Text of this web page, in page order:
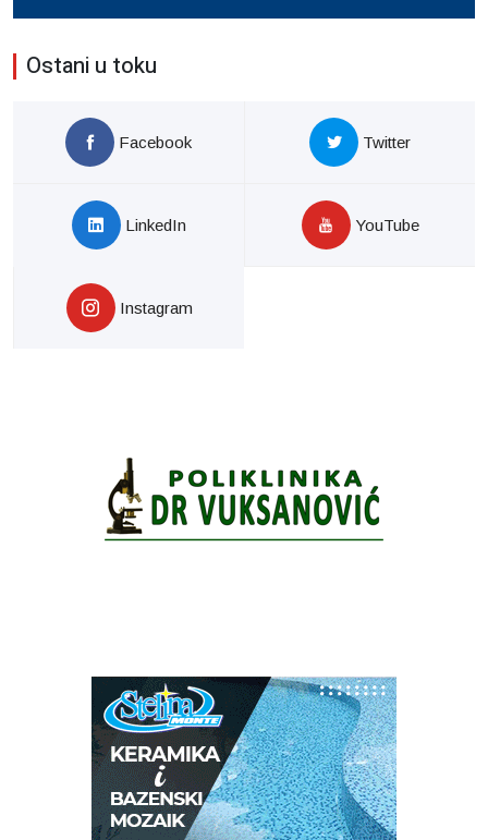
Ostani u toku
Facebook Twitter
LinkedIn YouTube
Instagram